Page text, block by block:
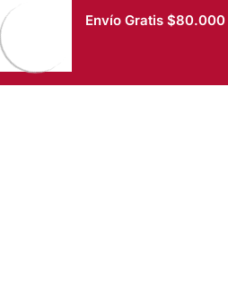
Envío Gratis $80.000
Saltar al contenido